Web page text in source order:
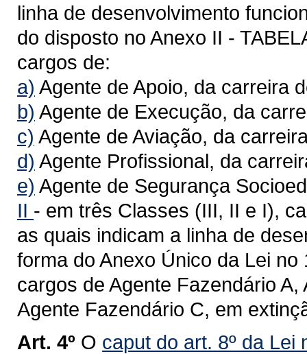
linha de desenvolvimento
do disposto no Anexo II -
cargos de:
a) Agente de Apoio, da carreira
b) Agente de Execução, da
c) Agente de Aviação, da
d) Agente Profissional, da
e) Agente de Segurança
II - em três Classes (III, II e I),
as quais indicam a linha de
forma do Anexo Único da Lei
cargos de Agente Fazendário
Agente Fazendário C, em
Art. 4º O caput do art. 8º da Lei